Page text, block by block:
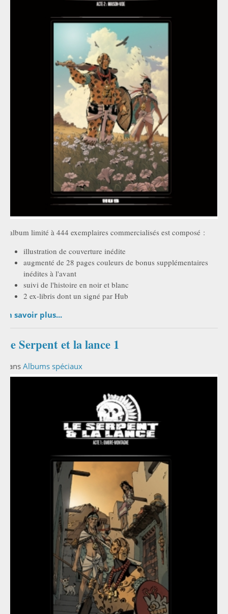
L'album limité à 444 exemplaires commercialisés est composé :
illustration de couverture inédite
augmenté de 28 pages couleurs de bonus supplémentaires
inédites à l'avant
suivi de l'histoire en noir et blanc
2 ex-libris dont un signé par Hub
En savoir plus...
Le Serpent et la lance 1
Dans Albums spéciaux